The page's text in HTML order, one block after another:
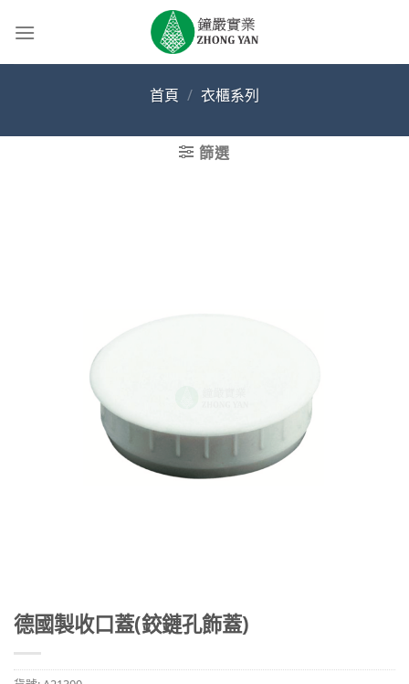
首頁 / 衣櫃系列
篩選
德國製收口蓋(鉸鏈孔飾蓋)